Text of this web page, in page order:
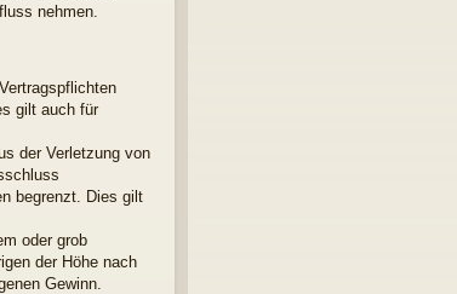
nehmen.
gilt auch für
der Verletzung von
begrenzt. Dies gilt
oder grob
der Höhe nach
Gewinn.